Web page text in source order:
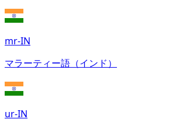
mr-IN
マラーティー語（インド）
ur-IN